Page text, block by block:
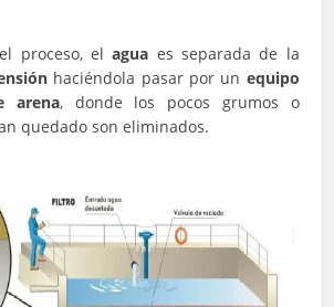
proceso, elagua es separada de la
haciéndola pasar por un equipo
arena, donde los pocos grumos o
quedado son eliminados.